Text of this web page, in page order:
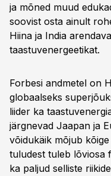
ja mõned muud
soovist osta ainult
Hiina ja India
taastuvenergeetikat.
Forbesi andmetel on
globaalseks
liider ka
järgnevad Jaapan ja
võidukäik mõjub
tuludest tuleb lõviosa
ka paljud selliste